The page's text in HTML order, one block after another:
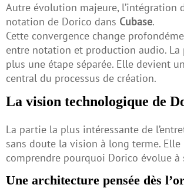
Autre évolution majeure, l’intégration
notation de Dorico dans Cubase.
Cette convergence change
entre notation et production audio. La
plus une étape séparée. Elle devient
central du processus de création.
La vision technologique de
La partie la plus intéressante de
sans doute la vision à long terme. Elle
comprendre pourquoi Dorico évolue à
Une architecture pensée dès